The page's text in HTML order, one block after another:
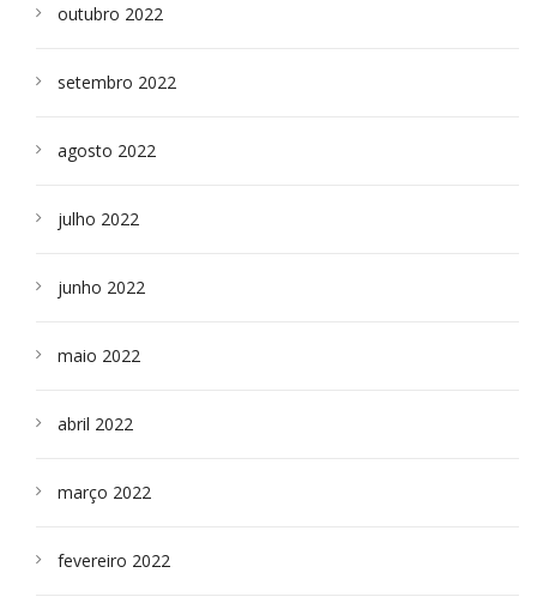
outubro 2022
setembro 2022
agosto 2022
julho 2022
junho 2022
maio 2022
abril 2022
março 2022
fevereiro 2022